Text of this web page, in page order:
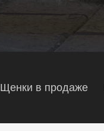
Щенки в продаже